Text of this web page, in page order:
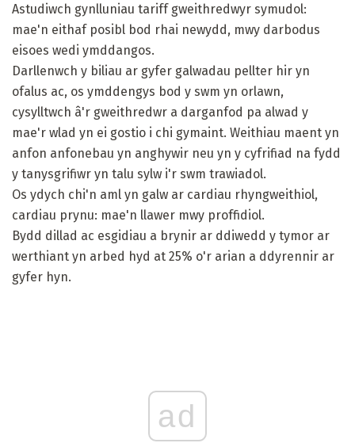
Astudiwch gynlluniau tariff gweithredwyr symudol:
mae'n eithaf posibl bod rhai newydd, mwy darbodus
eisoes wedi ymddangos.
Darllenwch y biliau ar gyfer galwadau pellter hir yn
ofalus ac, os ymddengys bod y swm yn orlawn,
cysylltwch â'r gweithredwr a darganfod pa alwad y
mae'r wlad yn ei gostio i chi gymaint. Weithiau maent yn
anfon anfonebau yn anghywir neu yn y cyfrifiad na fydd
y tanysgrifiwr yn talu sylw i'r swm trawiadol.
Os ydych chi'n aml yn galw ar cardiau rhyngweithiol,
cardiau prynu: mae'n llawer mwy proffidiol.
Bydd dillad ac esgidiau a brynir ar ddiwedd y tymor ar
werthiant yn arbed hyd at 25% o'r arian a ddyrennir ar
gyfer hyn.
ad